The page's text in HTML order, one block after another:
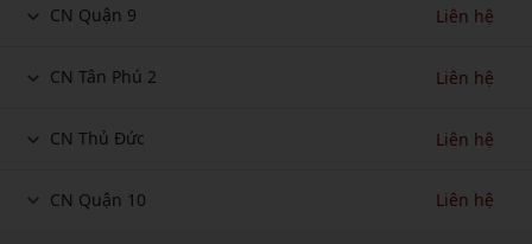
CN Quận 9 Liên hệ
CN Tân Phú 2 Liên hệ
CN Thủ Đức Liên hệ
CN Quận 10 Liên hệ